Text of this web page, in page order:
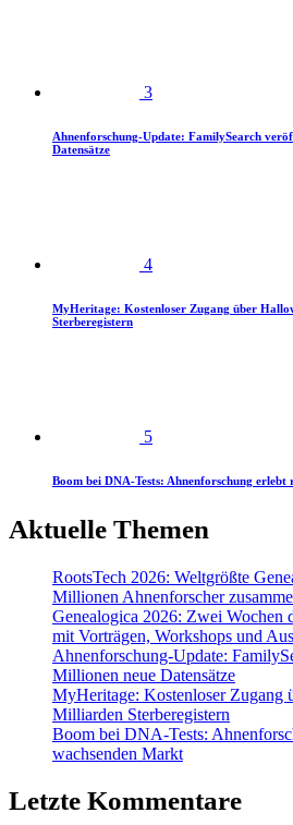
3
Ahnenforschung-Update: FamilySearch
Datensätze
4
MyHeritage: Kostenloser Zugang über
Sterberegistern
5
Boom bei DNA-Tests: Ahnenforschung erlebt
Aktuelle Themen
RootsTech 2026: Weltgrößte
Millionen Ahnenforscher
Genealogica 2026: Zwei Wochen
mit Vorträgen, Workshops und
Ahnenforschung-Update:
Millionen neue Datensätze
MyHeritage: Kostenloser Zugang
Milliarden Sterberegistern
Boom bei DNA-Tests:
wachsenden Markt
Letzte Kommentare